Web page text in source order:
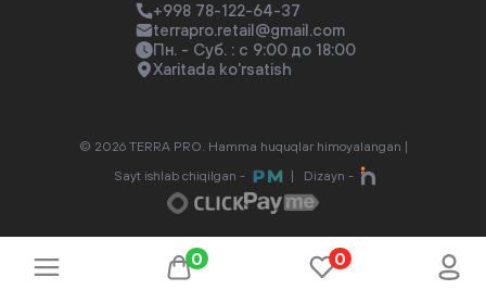
0 0
+998 78-122-64-37
terrapro.retail@gmail.com
Пн. - Суб. : с 9:00 до 18:00
Xaritada ko'rsatish
© 2026 TERRA PRO. Hamma huquqlar himoyalangan |
Sayt ishlab chiqilgan -
Dizayn -